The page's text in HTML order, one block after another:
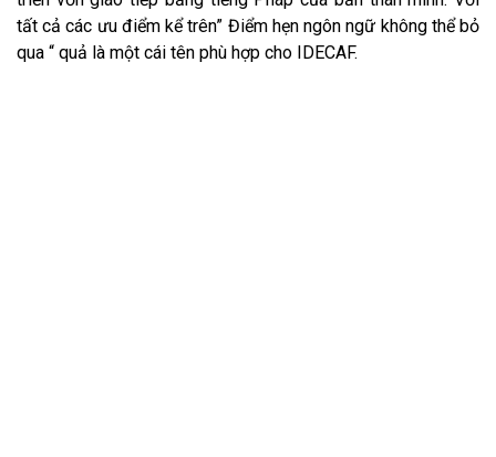
tất cả các ưu điểm kể trên” Điểm hẹn ngôn ngữ không thể bỏ
qua “ quả là một cái tên phù hợp cho IDECAF.